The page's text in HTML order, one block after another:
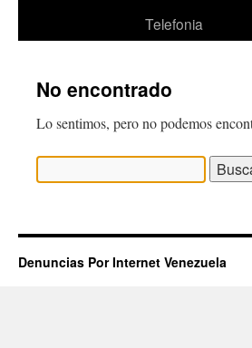
Telefonia
No encontrado
Lo sentimos, pero no podemos
Denuncias Por Internet Venezuela